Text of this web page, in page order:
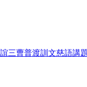
三曹普渡訓文慈語講題